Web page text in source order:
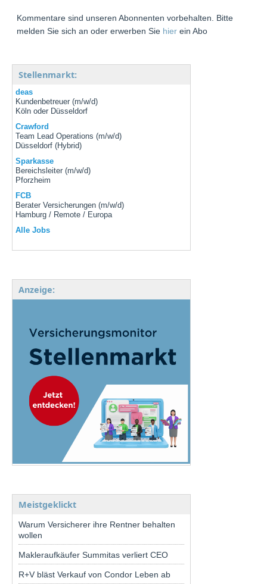
Kommentare sind unseren Abonnenten vorbehalten. Bitte
melden Sie sich an oder erwerben Sie hier ein Abo
Stellenmarkt:
deas
Kundenbetreuer (m/w/d)
Köln oder Düsseldorf
Crawford
Team Lead Operations (m/w/d)
Düsseldorf (Hybrid)
Sparkasse
Bereichsleiter (m/w/d)
Pforzheim
FCB
Berater Versicherungen (m/w/d)
Hamburg / Remote / Europa
Alle Jobs
Anzeige:
Meistgeklickt
Warum Versicherer ihre Rentner behalten
wollen
Makleraufkäufer Summitas verliert CEO
R+V bläst Verkauf von Condor Leben ab